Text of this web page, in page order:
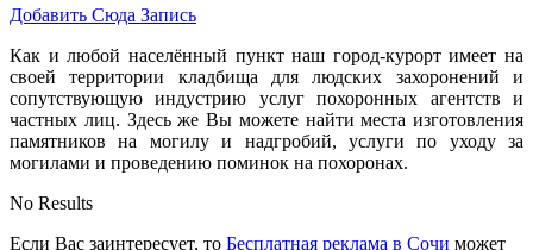
Добавить Сюда Запись
Как и любой населённый пункт наш город-курорт имеет на
своей территории кладбища для людских захоронений и
сопутствующую индустрию услуг похоронных агентств и
частных лиц. Здесь же Вы можете найти места изготовления
памятников на могилу и надгробий, услуги по уходу за
могилами и проведению поминок на похоронах.
No Results
Если Вас заинтересует, то Бесплатная реклама в Сочи может